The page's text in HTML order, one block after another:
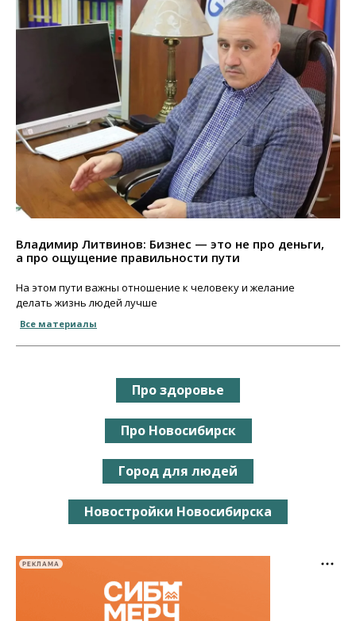
Владимир Литвинов: Бизнес — это не про деньги,
а про ощущение правильности пути
На этом пути важны отношение к человеку и желание
делать жизнь людей лучше
Все материалы
Про здоровье
Про Новосибирск
Город для людей
Новостройки Новосибирска
РЕКЛАМА